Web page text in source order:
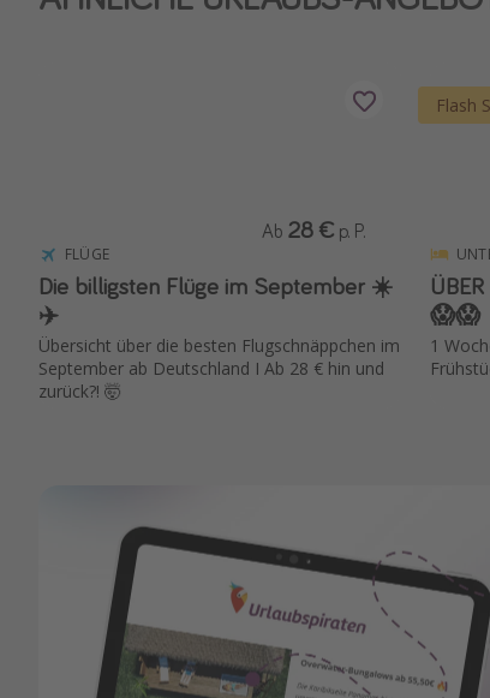
FLÜGE
Die billigsten Flüge im September ☀️
✈️
Übersicht über die besten Flugschnäppchen im
September ab Deutschland I Ab 28 € hin und
zurück?! 🤯
Ab 28 € p. P.
Flash
😱😱
1